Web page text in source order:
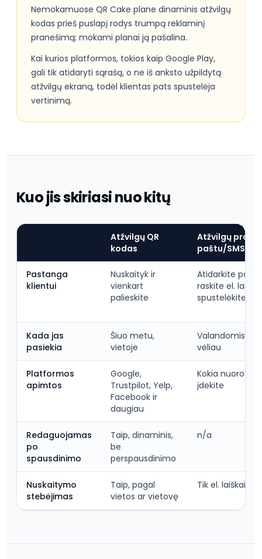
Nemokamuose QR Cake plane dinaminis atžvilgų
kodas prieš puslapį rodys trumpą reklaminį
pranešimą; mokami planai ją pašalina.
Kai kurios platformos, tokios kaip Google Play,
gali tik atidaryti sąrašą, o ne iš anksto užpildytą
atžvilgų ekraną, todėl klientas pats spustelėja
vertinimą.
Kuo jis skiriasi nuo kitų
Atžvilgų QR
kodas
Atžvilgų
paštu/SMS
Pastanga
klientui
Nuskaityk ir
vienkart
palieskite
Atidarkite
raskite el. laišką,
spustelėkite
Kada jas
pasiekia
Šiuo metu,
vietoje
Valandomis ar
vėliau
Platformos
apimtos
Google,
Trustpilot, Yelp,
Facebook ir
daugiau
Kokia nuoroda
įdėkite
Redaguojamas
po
spausdinimo
Taip, dinaminis,
be
perspausdinimo
n/a
Nuskaitymo
stebėjimas
Taip, pagal
vietos ar vietovę
Tik el. laiškai